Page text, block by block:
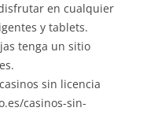
en cualquier
y tablets.
tenga un sitio
sin licencia
casinos-sin-